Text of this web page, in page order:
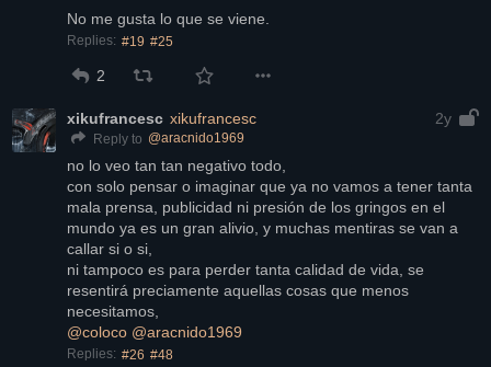
No me gusta lo que se viene.
Replies: #19 #25
2
xikufrancesc xikufrancesc 2y
Reply to @aracnido1969
no lo veo tan tan negativo todo,
con solo pensar o imaginar que ya no vamos a tener tanta
mala prensa, publicidad ni presión de los gringos en el
mundo ya es un gran alivio, y muchas mentiras se van a
callar si o si,
ni tampoco es para perder tanta calidad de vida, se
resentirá preciamente aquellas cosas que menos
necesitamos,
@coloco @aracnido1969
Replies: #26 #48